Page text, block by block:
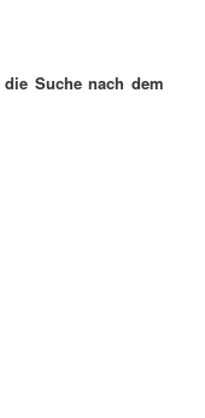
Suche nach dem